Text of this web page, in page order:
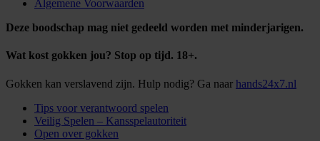
Algemene Voorwaarden
Deze boodschap mag niet gedeeld worden met minderjarigen.
Wat kost gokken jou? Stop op tijd. 18+.
Gokken kan verslavend zijn. Hulp nodig? Ga naar hands24x7.nl
Tips voor verantwoord spelen
Veilig Spelen – Kansspelautoriteit
Open over gokken